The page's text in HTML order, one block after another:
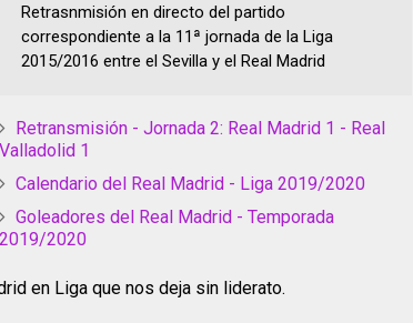
Retrasnmisión en directo del partido
correspondiente a la 11ª jornada de la Liga
2015/2016 entre el Sevilla y el Real Madrid
Retransmisión - Jornada 2: Real Madrid 1 - Real
Valladolid 1
Calendario del Real Madrid - Liga 2019/2020
Goleadores del Real Madrid - Temporada
2019/2020
en Liga que nos deja sin liderato.